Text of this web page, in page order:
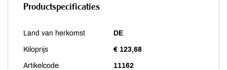
Productspecificaties
Land van herkomst DE
Kiloprijs € 123,68
Artikelcode 11162